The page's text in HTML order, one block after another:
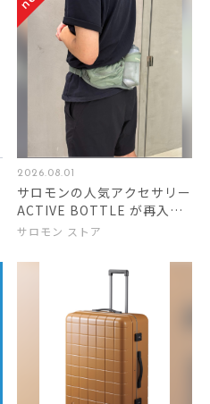
2026.08.01
サロモンの人気アクセサリー
ACTIVE BOTTLE が再入
荷！！！
サロモン ストア